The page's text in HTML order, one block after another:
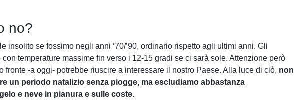
no?
insolito se fossimo negli anni ‘70/’90, ordinario rispetto agli ultimi anni. Gli
temperature massime fin verso i 12-15 gradi se ci sarà sole. Attenzione però
fronte -a oggi- potrebbe riuscire a interessare il nostro Paese. Alla luce di ciò, non
un periodo natalizio senza piogge, ma escludiamo abbastanza
e neve in pianura e sulle coste.